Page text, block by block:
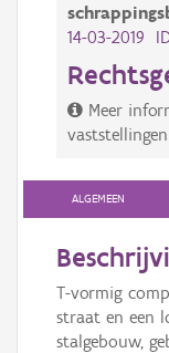
14-03-2019
Meer
ALGEMEEN
T-vormig
straat en een
stalgebouw,